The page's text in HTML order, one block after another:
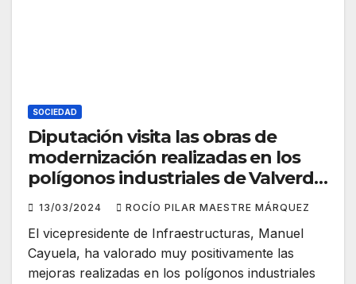
SOCIEDAD
Diputación visita las obras de
modernización realizadas en los
polígonos industriales de Valverde
del Camino
13/03/2024 ROCÍO PILAR MAESTRE MÁRQUEZ
El vicepresidente de Infraestructuras, Manuel
Cayuela, ha valorado muy positivamente las
mejoras realizadas en los polígonos industriales